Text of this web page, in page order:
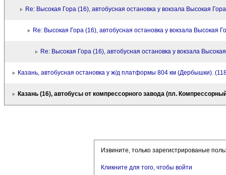
Re: Высокая Гора (16), автобусная остановка у вокзала Высокая
Re: Высокая Гора (16), автобусная остановка у вокзала Высокая
Re: Высокая Гора (16), автобусная остановка у вокзала
Казань, автобусная остановка у ж/д платформы 804 км (Дербышки).
Казань (16), автобусы от компрессорного завода (пл.
Извините, только зарегистрированые
Кликните для того, чтобы войти